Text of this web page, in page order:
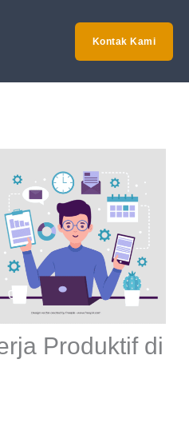
Kontak Kami
Produktif di